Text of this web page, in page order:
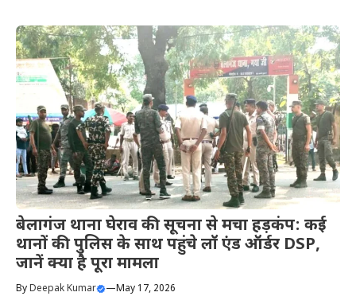
बेलागंज थाना घेराव की सूचना से मचा हड़कंप: कई
थानों की पुलिस के साथ पहुंचे लॉ एंड ऑर्डर DSP,
जानें क्या है पूरा मामला
ByDeepak Kumar —May 17, 2026